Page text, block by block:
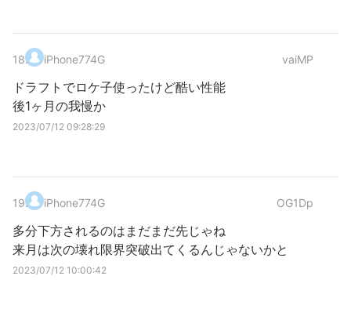
18. iPhone774G vaiMP
ドラフトでロケ子使ったけど酷い性能
後1ヶ月の我慢か
2023/07/12 09:28:29
19. iPhone774G OG1Dp
多分下方されるのはまだまだ先じゃね
来月は次の壊れ限界突破出てくるんじゃないかと
2023/07/12 10:00:42